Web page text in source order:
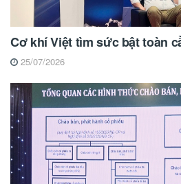
Cơ khí Việt tìm sức bật toàn
25/07/2026